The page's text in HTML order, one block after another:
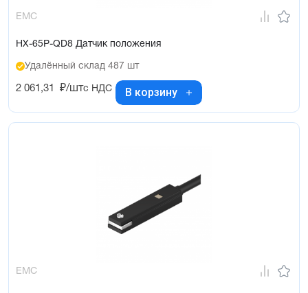
EMC
HX-65P-QD8 Датчик положения
Удалённый склад 487 шт
2 061,31 ₽/штс НДС В корзину
EMC